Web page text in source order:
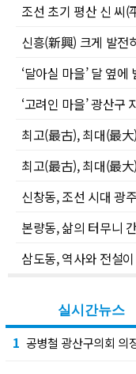
조선 초기 평산 신 씨
신흥(新興) 크게 발전
‘달아실 마을’ 달 옆
‘고려인 마을’ 광산구
최고(最古), 최대(最
최고(最古), 최대(最
신창동, 조선 시대 광
본량동, 삶의 터무니
삼도동, 역사와 전설
실시간뉴스
1 공병철 광산구의회 의장, 전